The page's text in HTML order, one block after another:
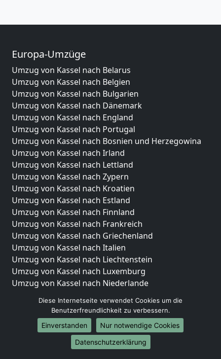
Europa-Umzüge
Umzug von Kassel nach Belarus
Umzug von Kassel nach Belgien
Umzug von Kassel nach Bulgarien
Umzug von Kassel nach Dänemark
Umzug von Kassel nach England
Umzug von Kassel nach Portugal
Umzug von Kassel nach Bosnien und Herzegowina
Umzug von Kassel nach Irland
Umzug von Kassel nach Lettland
Umzug von Kassel nach Zypern
Umzug von Kassel nach Kroatien
Umzug von Kassel nach Estland
Umzug von Kassel nach Finnland
Umzug von Kassel nach Frankreich
Umzug von Kassel nach Griechenland
Umzug von Kassel nach Italien
Umzug von Kassel nach Liechtenstein
Umzug von Kassel nach Luxemburg
Umzug von Kassel nach Niederlande
Umzüge-Deutschlandweit
Umzug von Kassel nach Berlin
Umzug von Kassel nach Hamburg
Diese Internetseite verwendet Cookies um die
Benutzerfreundlichkeit zu verbessern.
Einverstanden
Nur notwendige Cookies
Datenschutzerklärung